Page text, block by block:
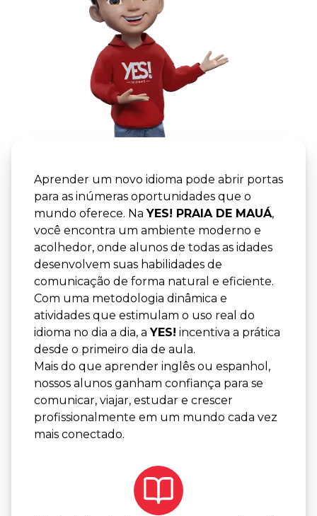
YES! -
Aprender um novo idioma pode abrir portas
para as inúmeras oportunidades que o
mundo oferece. NaYES! PRAIA DE MAUÁ,
você encontra um ambiente moderno e
acolhedor, onde alunos de todas as idades
desenvolvem suas habilidades de
comunicação de forma natural e eficiente.
Com uma metodologia dinâmica e
atividades que estimulam o uso real do
idioma no dia a dia, aYES! incentiva a prática
desde o primeiro dia de aula.
Mais do que aprender inglês ou espanhol,
nossos alunos ganham confiança para se
comunicar, viajar, estudar e crescer
profissionalmente em um mundo cada vez
mais conectado.